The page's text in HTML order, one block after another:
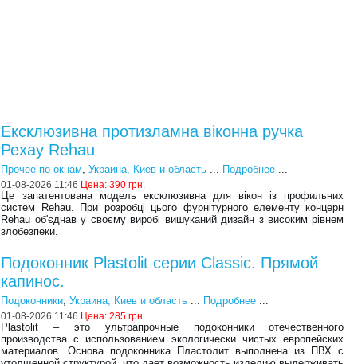
Ексклюзивна протизламна віконна ручка
Рехау Rehau
Прочее по окнам,Украина, Киев и область ... Подробнее ...
01-08-2026 11:46 Цена:390 грн.
Це запатентована модель ексклюзивна для вікон із профильних
систем Rehau. При розробці цього фурнітурного елементу концерн
Rehau об'єднав у своєму виробі вишуканий дизайн з високим рівнем
злобезпеки.
Подоконник Plastolit серии Classic. Прямой
капинос.
Подоконники,Украина, Киев и область ... Подробнее ...
01-08-2026 11:46 Цена:285 грн.
Plastolit – это ультрапрочные подоконники отечественного
производства с использованием экологически чистых европейских
материалов. Основа подоконника Пластолит выполнена из ПВХ с